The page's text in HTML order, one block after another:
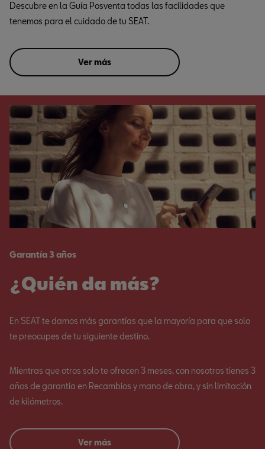
Descubre en la Guía Posventa todas las facilidades que
tenemos para el cuidado de tu SEAT.
Ver más
Garantía 3 años
¿Quién da más?
En SEAT te damos más garantías que la mayoría para que solo
te preocupes de tu siguiente destino.
Mientras que otros solo te ofrecen 3 meses, con nosotros tienes 3
años de garantía en Recambios y mano de obra, y sin limitación
de kilómetros.
Ver más